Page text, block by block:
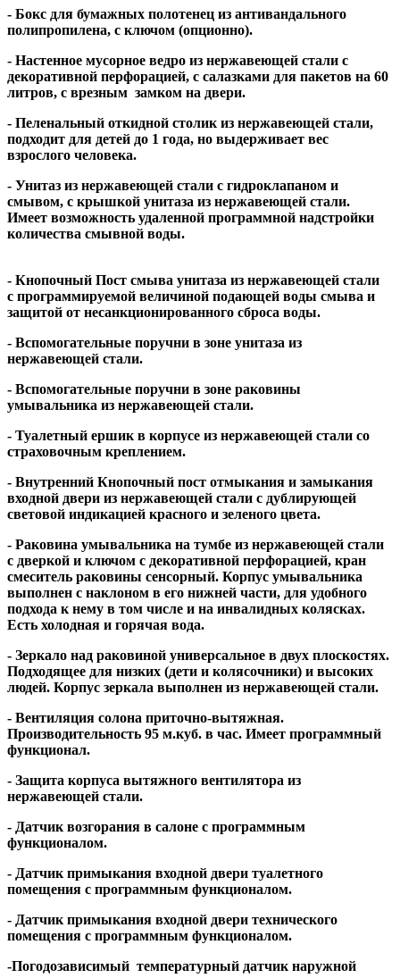
- Бокс для бумажных полотенец из антивандального
полипропилена, с ключом (опционно).
- Настенное мусорное ведро из нержавеющей стали с
декоративной перфорацией, с салазками для пакетов на 60
литров, с врезным замком на двери.
- Пеленальный откидной столик из нержавеющей стали,
подходит для детей до 1 года, но выдерживает вес
взрослого человека.
- Унитаз из нержавеющей стали с гидроклапаном и
смывом, с крышкой унитаза из нержавеющей стали.
Имеет возможность удаленной программной надстройки
количества смывной воды.
- Кнопочный Пост смыва унитаза из нержавеющей стали
с программируемой величиной подающей воды смыва и
защитой от несанкционированного сброса воды.
- Вспомогательные поручни в зоне унитаза из
нержавеющей стали.
- Вспомогательные поручни в зоне раковины
умывальника из нержавеющей стали.
- Туалетный ершик в корпусе из нержавеющей стали со
страховочным креплением.
- Внутренний Кнопочный пост отмыкания и замыкания
входной двери из нержавеющей стали с дублирующей
световой индикацией красного и зеленого цвета.
- Раковина умывальника на тумбе из нержавеющей стали
с дверкой и ключом с декоративной перфорацией, кран
смеситель раковины сенсорный. Корпус умывальника
выполнен с наклоном в его нижней части, для удобного
подхода к нему в том числе и на инвалидных колясках.
Есть холодная и горячая вода.
- Зеркало над раковиной универсальное в двух плоскостях.
Подходящее для низких (дети и колясочники) и высоких
людей. Корпус зеркала выполнен из нержавеющей стали.
- Вентиляция солона приточно-вытяжная.
Производительность 95 м.куб. в час. Имеет программный
функционал.
- Защита корпуса вытяжного вентилятора из
нержавеющей стали.
- Датчик возгорания в салоне с программным
функционалом.
- Датчик примыкания входной двери туалетного
помещения с программным функционалом.
- Датчик примыкания входной двери технического
помещения с программным функционалом.
-Погодозависимый температурный датчик наружной